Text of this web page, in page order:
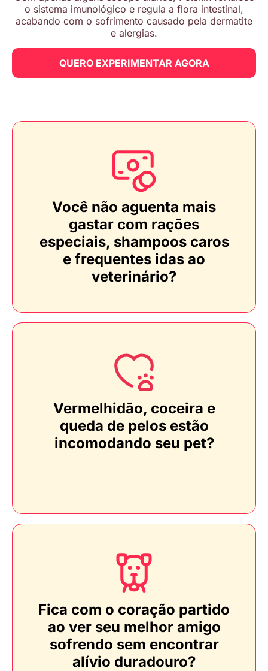
o sistema imunológico e regula a flora intestinal,
acabando com o sofrimento causado pela dermatite
e alergias.
QUERO EXPERIMENTAR AGORA
Você não aguenta mais
gastar com rações
especiais, shampoos caros
e frequentes idas ao
veterinário?
Vermelhidão, coceira e
queda de pelos estão
incomodando seu pet?
Fica com o coração partido
ao ver seu melhor amigo
sofrendo sem encontrar
alívio duradouro?